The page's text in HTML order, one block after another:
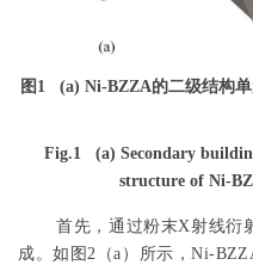
图1 (a) Ni-BZZA的二级结构
Fig.1
(a) Secondary
structure of Ni-
首先，通过粉末X射线衍
成。如 图2 （a）所示，Ni-